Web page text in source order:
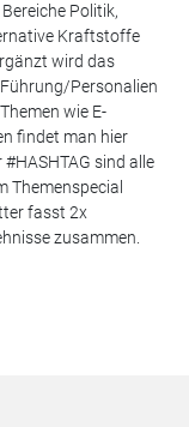
Politik,
Kraftstoffe
wird das
Personalien
wie E-
findet man hier
sind alle
Themenspecial
fasst 2x
zusammen.